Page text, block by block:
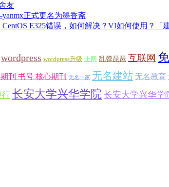
友
正式更名为墨香斋
E325错误，如何解决？VI如何使用？「
wordpress wordpress升级 上网 乱弹琵琶 互联网
刊 书号 核心期刊 无名一家 无名建站 无名教育
行 长安大学兴华学院 长安大学兴华学